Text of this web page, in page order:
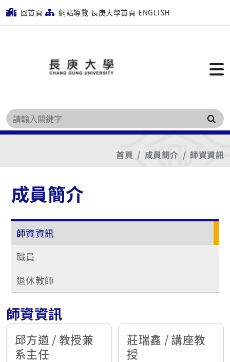
回首頁 網站導覽 長庚大學首頁 ENGLISH
搜
首頁 成員簡介 師資資訊
成員簡介
師資資訊
職員
退休教師
師資資訊
邱方遒 / 教授兼
系主任
莊瑞鑫 / 講座教
授